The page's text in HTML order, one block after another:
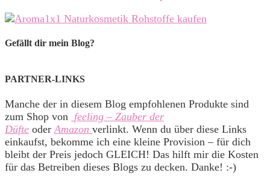
Gefällt dir mein Blog?
PARTNER-LINKS
Manche der in diesem Blog empfohlenen Produkte sind
zum Shop von feeling – Zauber der
Düfte oder Amazon verlinkt. Wenn du über diese Links
einkaufst, bekomme ich eine kleine Provision – für dich
bleibt der Preis jedoch GLEICH! Das hilft mir die Kosten
für das Betreiben dieses Blogs zu decken. Danke! :-)